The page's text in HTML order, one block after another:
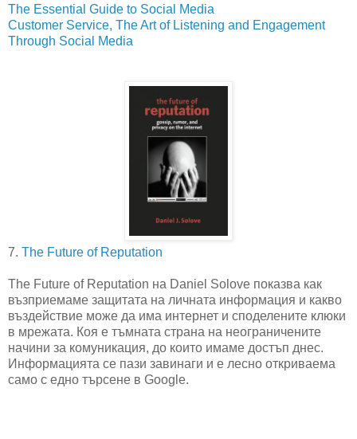
The Essential Guide to Social Media
Customer Service, The Art of Listening and Engagement
Through Social Media
7. The Future of Reputation
The Future of Reputation на Daniel Solove показва как
възприемаме защитата на личната информация и какво
въздействие може да има интернет и споделените клюки
в мрежата. Коя е тъмната страна на неограничените
начини за комуникация, до които имаме достъп днес.
Информацията се пази завинаги и е лесно откриваема
само с едно търсене в Google.